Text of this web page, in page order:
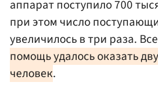
аппарат поступило 700
при этом число
увеличилось в три раза.
помощь удалось оказать
человек.